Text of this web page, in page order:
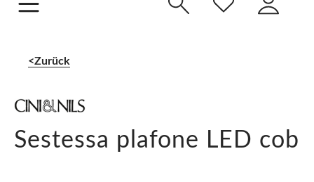
Zurück
Sestessa plafone LED cob